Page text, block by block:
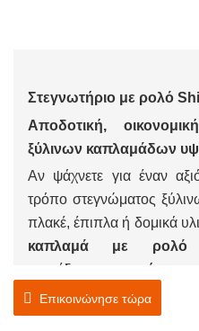
Στεγνωτήριο με ρολό
Αποδοτική,
ξύλινων καπλαμάδων
Αν ψάχνετε για έναν
τρόπο στεγνώματος
πλακέ, έπιπλα ή δομικά
καπλαμά με
επιπέδου
στεγνωτήριο
απάντηση. Σχεδιασμένο
ανάγκες ξυλουργικής
Επικοινώνησε τώρα